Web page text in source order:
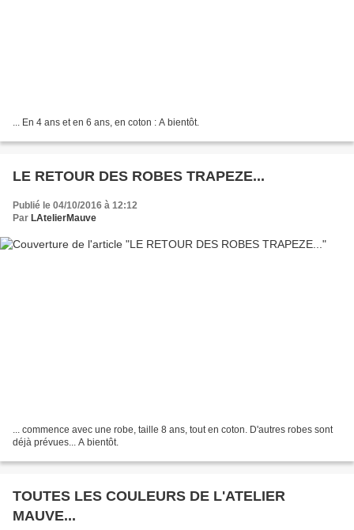
... En 4 ans et en 6 ans, en coton : A bientôt.
LE RETOUR DES ROBES TRAPEZE...
Publié le 04/10/2016 à 12:12
Par LAtelierMauve
... commence avec une robe, taille 8 ans, tout en coton. D'autres robes sont
déjà prévues... A bientôt.
TOUTES LES COULEURS DE L'ATELIER
MAUVE...